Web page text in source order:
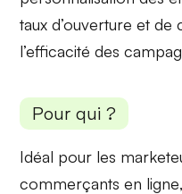
taux d’ouverture et
l’efficacité des
Pour qui ?
Idéal pour les
commerçants en ligne